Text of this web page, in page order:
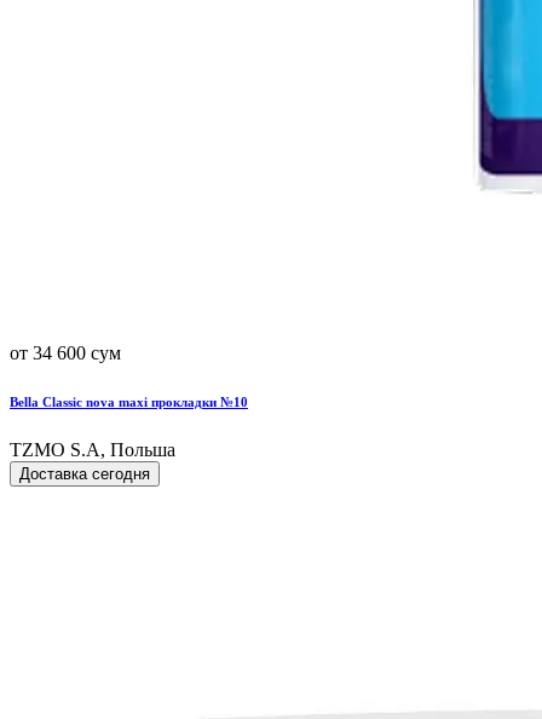
от 34 600 сум
Bella Classic nova maxi прокладки №10
TZMO S.A, Польша
Доставка сегодня